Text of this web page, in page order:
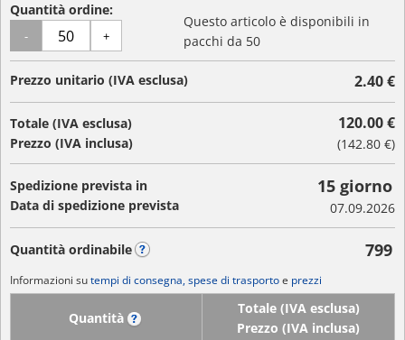
Quantità ordine:
- +
Questo articolo è disponibili in
pacchi da 50
Prezzo unitario (IVA esclusa) 2.40 €
Totale (IVA esclusa)
Prezzo (IVA inclusa)
120.00 €
(142.80 €)
Spedizione prevista in
Data di spedizione prevista
15 giorno
07.09.2026
Quantità ordinabile 799
Informazioni sutempi di consegna, spese di trasportoe prezzi
Quantità
Totale (IVA esclusa)
Prezzo (IVA inclusa)